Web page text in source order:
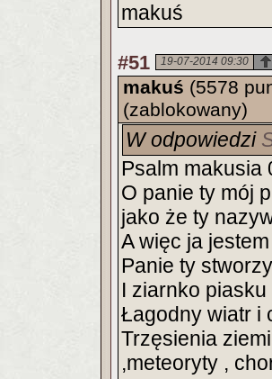
makuś
#51 19-07-2014 09:30
makuś (5578
(zablokowany)
W odpowiedzi
Psalm makusia
O panie ty mój
jako że ty
A więc ja
Panie ty
I ziarnko
Łagodny wiatr i
Trzęsienia
,meteoryty ,